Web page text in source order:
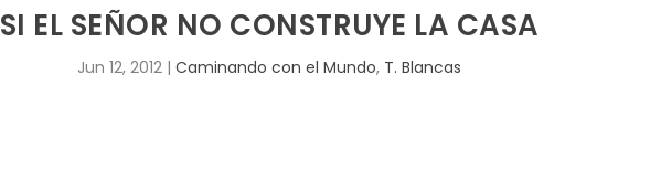
SI EL SEÑOR NO CONSTRUYE LA CASA
Jun 12, 2012 |Caminando con el Mundo, T. Blancas